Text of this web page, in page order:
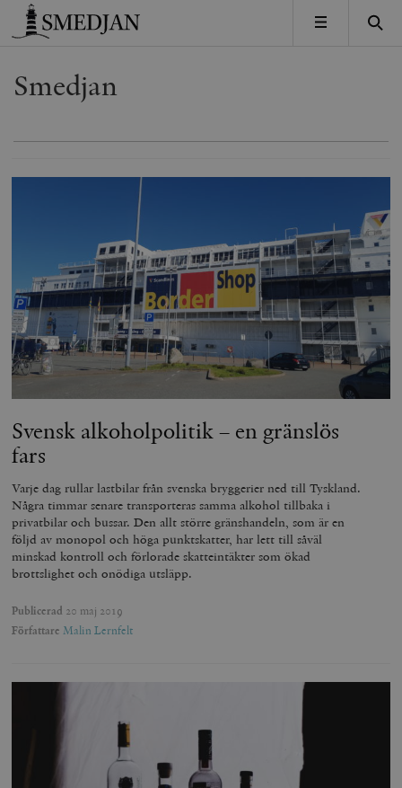
Timbro
MENY
Smedjan
Svensk alkoholpolitik – en gränslös
fars
Varje dag rullar lastbilar från svenska bryggerier ned till Tyskland.
Några timmar senare transporteras samma alkohol tillbaka i
privatbilar och bussar. Den allt större gränshandeln, som är en
följd av monopol och höga punktskatter, har lett till såväl
minskad kontroll och förlorade skatteintäkter som ökad
brottslighet och onödiga utsläpp.
Publicerad 20 maj 2019
Författare Malin Lernfelt